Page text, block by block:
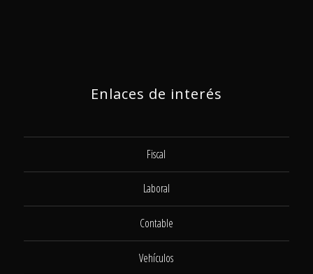
Enlaces de interés
Fiscal
Laboral
Contable
Vehículos